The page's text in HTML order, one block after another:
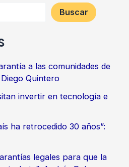
Buscar
a las comunidades de
Quintero
invertir en tecnología e
ha retrocedido 30 años”:
legales para que la